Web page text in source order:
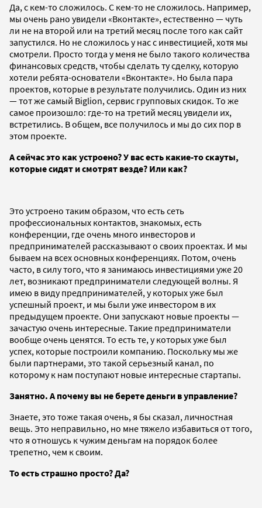
Да, с кем-то сложилось. С кем-то не сложилось. Например,
мы очень рано увидели «Вконтакте», естественно — чуть
ли не на второй или на третий месяц после того как сайт
запустился. Но не сложилось у нас с инвестицией, хотя мы
смотрели. Просто тогда у меня не было такого количества
финансовых средств, чтобы сделать ту сделку, которую
хотели ребята-основатели «Вконтакте». Но была пара
проектов, которые в результате получились. Один из них
— тот же самый Biglion, сервис групповых скидок. То же
самое произошло: где-то на третий месяц увидели их,
встретились. В общем, все получилось и мы до сих пор в
этом проекте.
А сейчас это как устроено? У вас есть какие-то скауты,
которые сидят и смотрят везде? Или как?
Это устроено таким образом, что есть сеть
профессиональных контактов, знакомых, есть
конференции, где очень много инвесторов и
предпринимателей рассказывают о своих проектах. И мы
бываем на всех основных конференциях. Потом, очень
часто, в силу того, что я занимаюсь инвестициями уже 20
лет, возникают предприниматели следующей волны. Я
имею в виду предпринимателей, у которых уже был
успешный проект, и мы были уже инвестором в их
предыдущем проекте. Они запускают новые проекты —
зачастую очень интересные. Такие предприниматели
вообще очень ценятся. То есть те, у которых уже был
успех, которые построили компанию. Поскольку мы же
были партнерами, это такой серьезный канал, по
которому к нам поступают новые интересные стартапы.
Занятно. А почему вы не берете деньги в управление?
Знаете, это тоже такая очень, я бы сказал, личностная
вещь. Это неправильно, но мне тяжело избавиться от того,
что я отношусь к чужим деньгам на порядок более
трепетно, чем к своим.
То есть страшно просто? Да?